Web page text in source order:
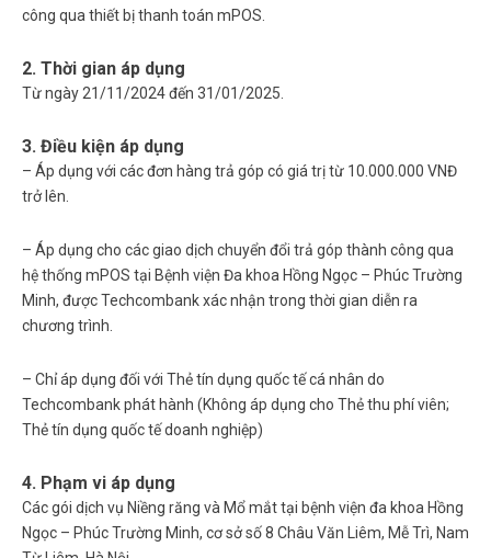
công qua thiết bị thanh toán mPOS.
2. Thời gian áp dụng
Từ ngày 21/11/2024 đến 31/01/2025.
3. Điều kiện áp dụng
– Áp dụng với các đơn hàng trả góp có giá trị từ 10.000.000 VNĐ
trở lên.
– Áp dụng cho các giao dịch chuyển đổi trả góp thành công qua
hệ thống mPOS tại Bệnh viện Đa khoa Hồng Ngọc – Phúc Trường
Minh, được Techcombank xác nhận trong thời gian diễn ra
chương trình.
– Chỉ áp dụng đối với Thẻ tín dụng quốc tế cá nhân do
Techcombank phát hành (Không áp dụng cho Thẻ thu phí viên;
Thẻ tín dụng quốc tế doanh nghiệp)
4. Phạm vi áp dụng
Các gói dịch vụ Niềng răng và Mổ mắt tại bệnh viện đa khoa Hồng
Ngọc – Phúc Trường Minh, cơ sở số 8 Châu Văn Liêm, Mễ Trì, Nam